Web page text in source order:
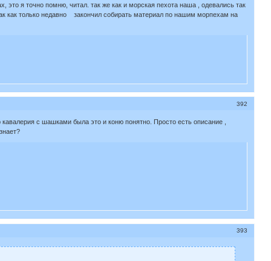
это я точно помню, читал. так же как и морская пехота наша , одевались так
как только недавно закончил собирать материал по нашим морпехам на
392
с шашками была это и коню понятно. Просто есть описание ,
393